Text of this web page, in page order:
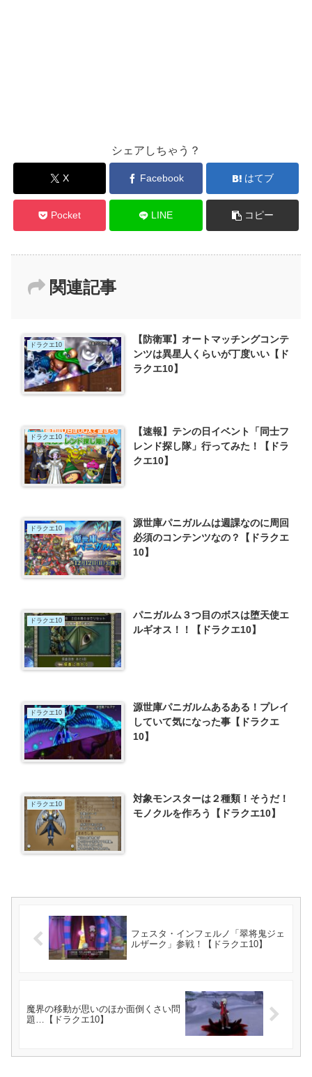
シェアしちゃう？
X Facebook はてブ
Pocket LINE コピー
関連記事
ドラクエ10
【防衛軍】オートマッチングコンテ
ンツは異星人くらいが丁度いい【ド
ラクエ10】
ドラクエ10
【速報】テンの日イベント「同士フ
レンド探し隊」行ってみた！【ドラ
クエ10】
ドラクエ10
源世庫パニガルムは週課なのに周回
必須のコンテンツなの？【ドラクエ
10】
ドラクエ10
パニガルム３つ目のボスは堕天使エ
ルギオス！！【ドラクエ10】
ドラクエ10
源世庫パニガルムあるある！プレイ
していて気になった事【ドラクエ
10】
ドラクエ10
対象モンスターは２種類！そうだ！
モノクルを作ろう【ドラクエ10】
フェスタ・インフェルノ「翠将鬼ジェ
ルザーク」参戦！【ドラクエ10】
魔界の移動が思いのほか面倒くさい問
題…【ドラクエ10】